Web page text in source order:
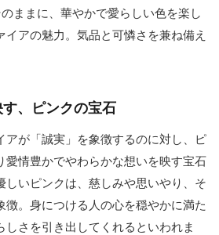
ままに、華やかで愛らしい色を楽し
アの魅力。気品と可憐さを兼ね備え
、ピンクの宝石
アが「誠実」を象徴するのに対し、ピ
愛情豊かでやわらかな想いを映す宝石
しいピンクは、慈しみや思いやり、そ
徴。身につける人の心を穏やかに満た
しさを引き出してくれるといわれま